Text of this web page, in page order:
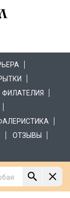
ФИЛАТЕЛИЯ
ОТЗЫВЫ